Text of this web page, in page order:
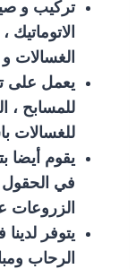
تركيب و
الغسالات
يعمل على
للمسابح ،
للغسالات
يقوم أيضا
في الحقول
الزروعات
يتوفر
الرحاب